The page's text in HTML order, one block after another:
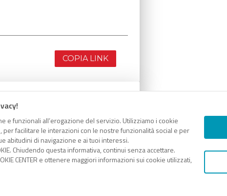
e funzionali all’erogazione del servizio. Utilizziamo i cookie
facilitare le interazioni con le nostre funzionalità social e per
abitudini di navigazione e ai tuoi interessi.
Chiudendo questa informativa, continui senza accettare.
CENTER e ottenere maggiori informazioni sui cookie utilizzati,
COPIA LINK